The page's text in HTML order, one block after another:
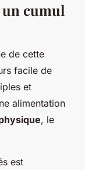
un cumul
de cette
facile de
et
alimentation
, le
est